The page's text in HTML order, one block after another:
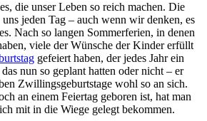
jeden Tag – auch wenn wir denken, es
Nach so langen Sommerferien, in denen
viele der Wünsche der Kinder erfüllt
gefeiert haben, der jedes Jahr ein
nun so geplant hatten oder nicht – er
Zwillingsgeburtstage wohl so an sich.
an einem Feiertag geboren ist, hat man
mit in die Wiege gelegt bekommen.